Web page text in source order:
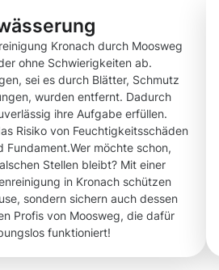
Kronach durch Moosweg
ohne Schwierigkeiten ab.
sei es durch Blätter, Schmutz
wurden entfernt. Dadurch
ihre Aufgabe erfüllen.
Risiko von Feuchtigkeitsschäden
Fundament.Wer möchte schon,
Stellen bleibt? Mit einer
in Kronach schützen
sondern sichern auch dessen
Profis von Moosweg, die dafür
funktioniert!